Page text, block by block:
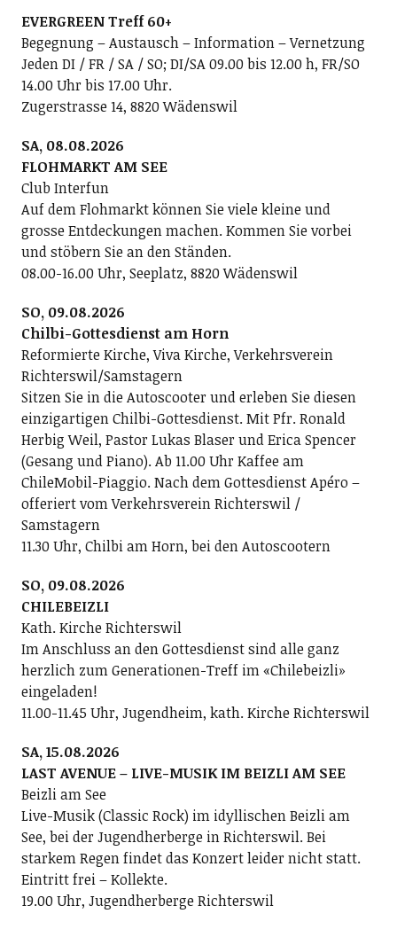
EVERGREEN Treff 60+
Begegnung – Austausch – Information – Vernetzung
Jeden DI / FR / SA / SO; DI/SA 09.00 bis 12.00 h, FR/SO
14.00 Uhr bis 17.00 Uhr.
Zugerstrasse 14, 8820 Wädenswil
SA, 08.08.2026
FLOHMARKT AM SEE
Club Interfun
Auf dem Flohmarkt können Sie viele kleine und
grosse Entdeckungen machen. Kommen Sie vorbei
und stöbern Sie an den Ständen.
08.00-16.00 Uhr, Seeplatz, 8820 Wädenswil
SO, 09.08.2026
Chilbi-Gottesdienst am Horn
Reformierte Kirche, Viva Kirche, Verkehrsverein
Richterswil/Samstagern
Sitzen Sie in die Autoscooter und erleben Sie diesen
einzigartigen Chilbi-Gottesdienst. Mit Pfr. Ronald
Herbig Weil, Pastor Lukas Blaser und Erica Spencer
(Gesang und Piano). Ab 11.00 Uhr Kaffee am
ChileMobil-Piaggio. Nach dem Gottesdienst Apéro –
offeriert vom Verkehrsverein Richterswil /
Samstagern
11.30 Uhr, Chilbi am Horn, bei den Autoscootern
SO, 09.08.2026
CHILEBEIZLI
Kath. Kirche Richterswil
Im Anschluss an den Gottesdienst sind alle ganz
herzlich zum Generationen-Treff im «Chilebeizli»
eingeladen!
11.00-11.45 Uhr, Jugendheim, kath. Kirche Richterswil
SA, 15.08.2026
LAST AVENUE – LIVE-MUSIK IM BEIZLI AM SEE
Beizli am See
Live-Musik (Classic Rock) im idyllischen Beizli am
See, bei der Jugendherberge in Richterswil. Bei
starkem Regen findet das Konzert leider nicht statt.
Eintritt frei – Kollekte.
19.00 Uhr, Jugendherberge Richterswil